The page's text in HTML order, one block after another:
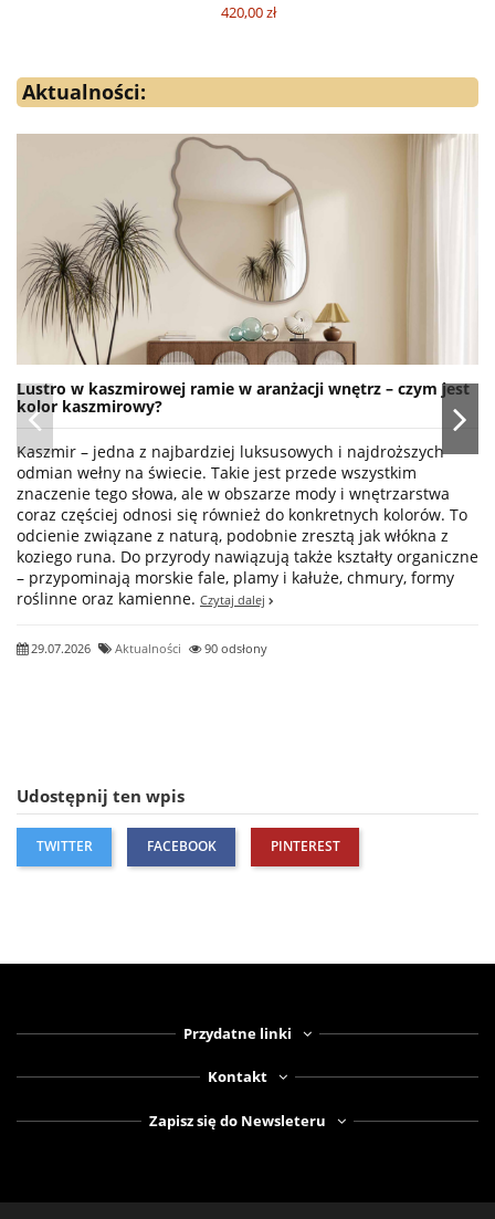
420,00 zł
Aktualności:
Lustro w kaszmirowej ramie w aranżacji wnętrz – czym jest
kolor kaszmirowy?
Kaszmir – jedna z najbardziej luksusowych i najdroższych
odmian wełny na świecie. Takie jest przede wszystkim
znaczenie tego słowa, ale w obszarze mody i wnętrzarstwa
coraz częściej odnosi się również do konkretnych kolorów. To
odcienie związane z naturą, podobnie zresztą jak włókna z
koziego runa. Do przyrody nawiązują także kształty organiczne
– przypominają morskie fale, plamy i kałuże, chmury, formy
roślinne oraz kamienne. Czytaj dalej
29.07.2026 Aktualności 90 odsłony
Udostępnij ten wpis
TWITTER FACEBOOK PINTEREST
Przydatne linki
Kontakt
Zapisz się do Newsleteru